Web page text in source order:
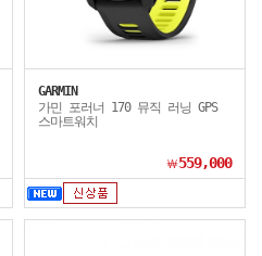
GARMIN
가민 포러너 170 뮤직 러닝 GPS
스마트워치
￦559,000